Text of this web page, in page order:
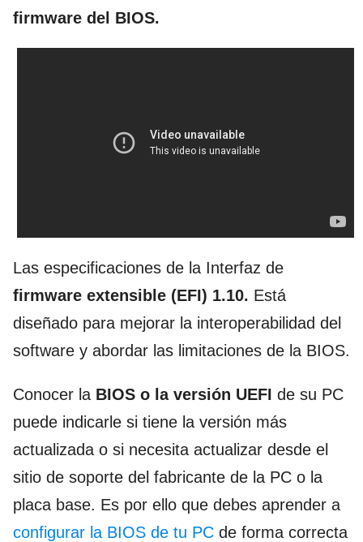
firmware del BIOS.
Las especificaciones de la Interfaz de
firmware extensible (EFI) 1.10. Está
diseñado para mejorar la interoperabilidad del
software y abordar las limitaciones de la BIOS.
Conocer la BIOS o la versión UEFI de su PC
puede indicarle si tiene la versión más
actualizada o si necesita actualizar desde el
sitio de soporte del fabricante de la PC o la
placa base. Es por ello que debes aprender a
configurar la BIOS de tu PC de forma correcta